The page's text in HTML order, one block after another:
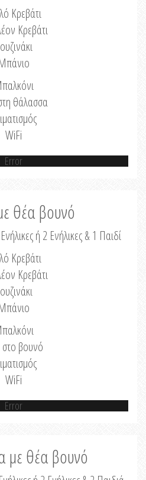
Κρεβάτι
Κρεβάτι
θάλασσα
WiFi
Error
θέα βουνό
ή 2 Ενήλικες & 1 Παιδί
Κρεβάτι
Κρεβάτι
βουνό
WiFi
Error
με θέα βουνό